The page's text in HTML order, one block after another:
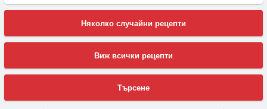
Няколко случайни рецепти
Виж всички рецепти
Търсене